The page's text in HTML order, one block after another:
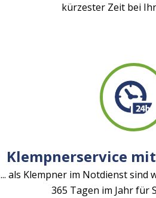
kürzester Zeit bei
Klempnerservice
... als Klempner im Notdienst sind
365 Tagen im Jahr für